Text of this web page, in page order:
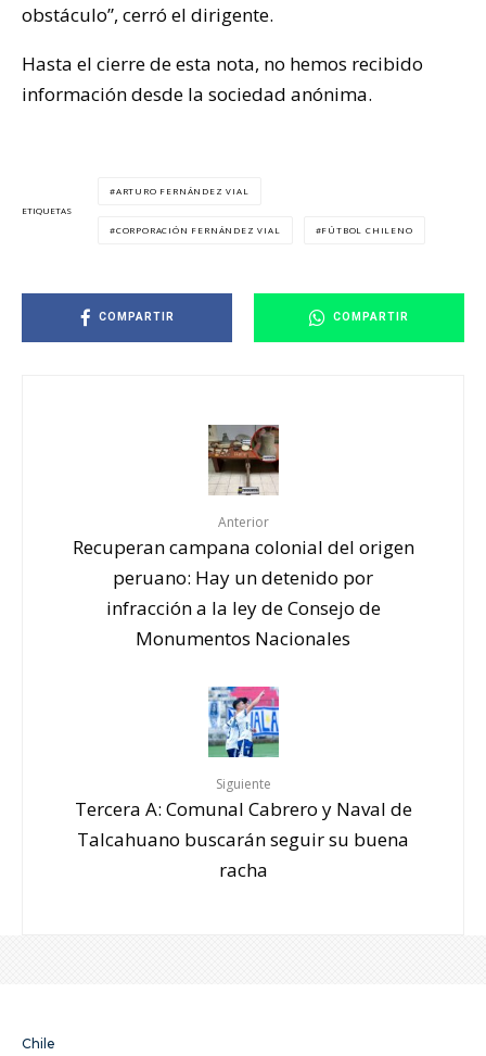
obstáculo”, cerró el dirigente.
Hasta el cierre de esta nota, no hemos recibido
información desde la sociedad anónima.
ETIQUETAS
ARTURO FERNÁNDEZ VIAL
CORPORACIÓN FERNÁNDEZ VIAL FÚTBOL CHILENO
COMPARTIR COMPARTIR
Anterior
Recuperan campana colonial del origen
peruano: Hay un detenido por
infracción a la ley de Consejo de
Monumentos Nacionales
Siguiente
Tercera A: Comunal Cabrero y Naval de
Talcahuano buscarán seguir su buena
racha
Chile